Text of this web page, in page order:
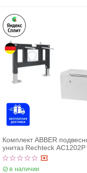
Комплект ABBER
унитаз Rechteck AC1202P
импульсным смывом с
инсталляцией AC0101P
в наличии